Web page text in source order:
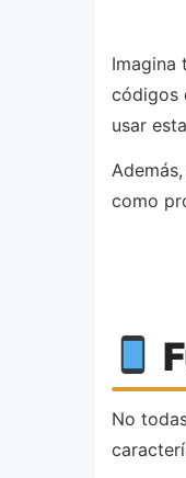
Imagina
códigos
usar
como
No